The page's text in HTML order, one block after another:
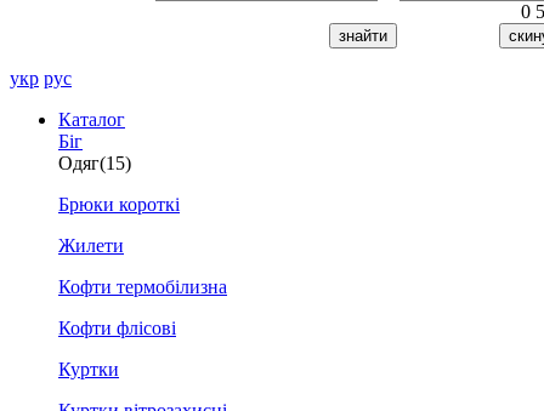
0
укр рус
Каталог
Біг
Одяг(15)
Брюки короткі
Жилети
Кофти термобілизна
Кофти флісові
Куртки